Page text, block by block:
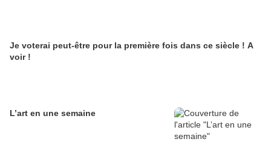
Je voterai peut-être pour la première fois dans ce siècle ! A
voir !
L’art en une semaine